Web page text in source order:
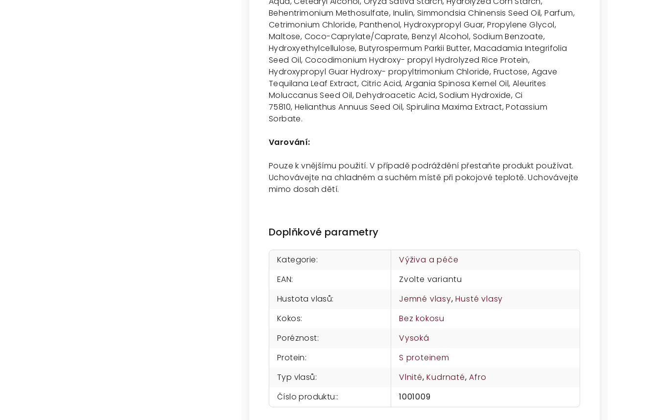
Behentrimonium Methosulfate, Inulin, Simmondsia Chinensis Seed Oil, Parfum,
Cetrimonium Chloride, Panthenol, Hydroxypropyl Guar, Propylene Glycol,
Maltose, Coco-Caprylate/Caprate, Benzyl Alcohol, Sodium Benzoate,
Hydroxyethylcellulose, Butyrospermum Parkii Butter, Macadamia Integrifolia
Seed Oil, Cocodimonium Hydroxy- propyl Hydrolyzed Rice Protein,
Hydroxypropyl Guar Hydroxy- propyltrimonium Chloride, Fructose, Agave
Tequilana Leaf Extract, Citric Acid, Argania Spinosa Kernel Oil, Aleurites
Moluccanus Seed Oil, Dehydroacetic Acid, Sodium Hydroxide, Ci
75810, Helianthus Annuus Seed Oil, Spirulina Maxima Extract, Potassium
Sorbate.
Varování:
Pouze k vnějšímu použití. V případě podráždění přestaňte produkt používat.
Uchovávejte na chladném a suchém místě při pokojové teplotě. Uchovávejte
mimo dosah dětí.
Doplňkové parametry
Kategorie:
Výživa a péče
EAN:
Zvolte variantu
Hustota vlasů: Jemné vlasy,Husté vlasy
Kokos:
Bez kokosu
Poréznost:
Vysoká
Protein:
S proteinem
Typ vlasů: Vlnité,Kudrnaté,Afro
Číslo produktu:: 1001009